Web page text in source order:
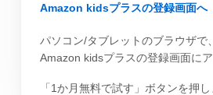
Amazon kidsプラスの登録画面へ
パソコン/タブレットのブラウザで
Amazon kidsプラスの登録画面にア
「1か月無料で試す」ボタンを押し